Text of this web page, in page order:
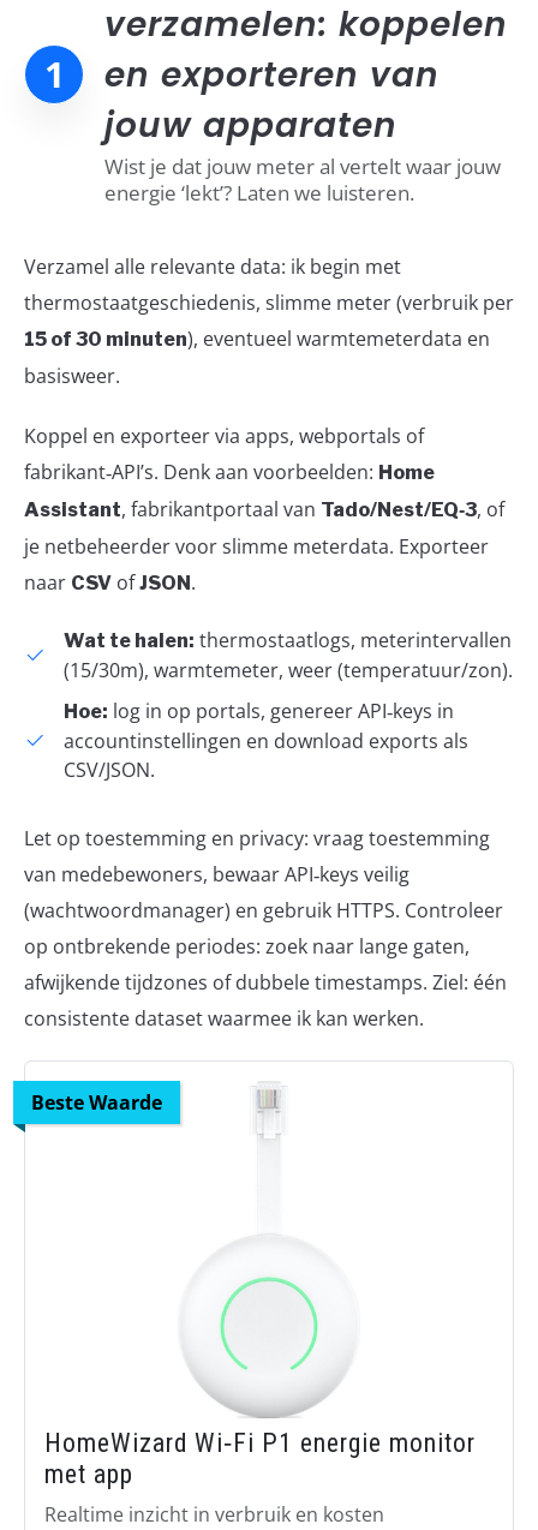
1
verzamelen: koppelen
en exporteren van
jouw apparaten
Wist je dat jouw meter al vertelt waar jouw
energie ‘lekt’? Laten we luisteren.
Verzamel alle relevante data: ik begin met
thermostaatgeschiedenis, slimme meter (verbruik per
15 of 30 minuten), eventueel warmtemeterdata en
basisweer.
Koppel en exporteer via apps, webportals of
fabrikant‑API’s. Denk aan voorbeelden: Home
Assistant, fabrikantportaal van Tado/Nest/EQ‑3, of
je netbeheerder voor slimme meterdata. Exporteer
naar CSV ofJSON .
Wat te halen: thermostaatlogs, meterintervallen
(15/30m), warmtemeter, weer (temperatuur/zon).
Hoe: log in op portals, genereer API‑keys in
accountinstellingen en download exports als
CSV/JSON.
Let op toestemming en privacy: vraag toestemming
van medebewoners, bewaar API‑keys veilig
(wachtwoordmanager) en gebruik HTTPS. Controleer
op ontbrekende periodes: zoek naar lange gaten,
afwijkende tijdzones of dubbele timestamps. Ziel: één
consistente dataset waarmee ik kan werken.
Beste Waarde
HomeWizard Wi‑Fi P1 energie monitor
met app
Realtime inzicht in verbruik en kosten